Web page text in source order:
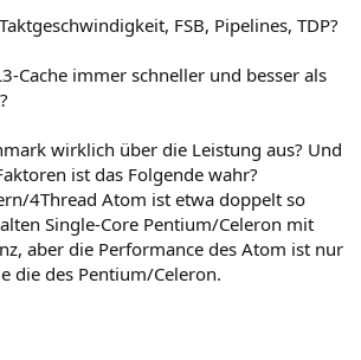
FSB, Pipelines, TDP?
Cache immer schneller und besser als
wirklich über die Leistung aus? Und
ist das Folgende wahr?
4Thread Atom ist etwa doppelt so
Single-Core Pentium/Celeron mit
aber die Performance des Atom ist nur
die des Pentium/Celeron.